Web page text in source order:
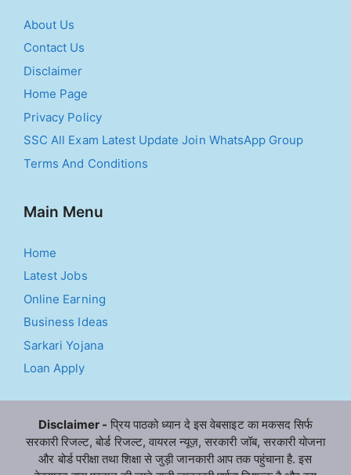
About Us
Contact Us
Disclaimer
Home Page
Privacy Policy
SSC All Exam Latest Update Join WhatsApp Group
Terms And Conditions
Main Menu
Home
Latest Jobs
Online Earning
Business Ideas
Sarkari Yojana
Loan Apply
Disclaimer - प्रिय पाठको ध्यान दे इस वेबसाइट का मकसद सिर्फ
सरकारी रिजल्ट, बोर्ड रिजल्ट, वायरल न्यूज़, सरकारी जॉब, सरकारी योजना
और बोर्ड परीक्षा तथा शिक्षा से जुड़ी जानकारी आप तक पहुंचाना है. इस